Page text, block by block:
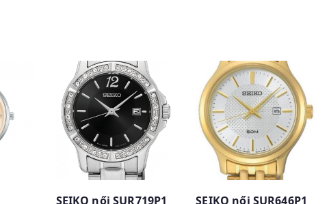
SEIKO női SUR719P1 SEIKO női SUR646P1